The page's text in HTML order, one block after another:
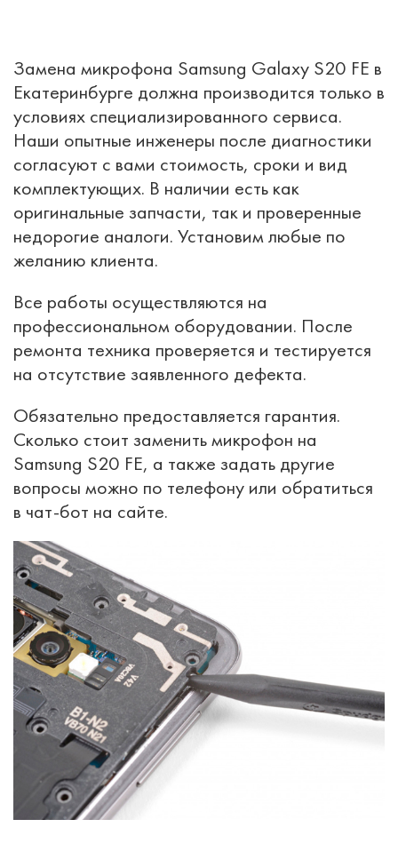
Замена микрофона Samsung Galaxy S20 FE в
Екатеринбурге должна производится только в
условиях специализированного сервиса.
Наши опытные инженеры после диагностики
согласуют с вами стоимость, сроки и вид
комплектующих. В наличии есть как
оригинальные запчасти, так и проверенные
недорогие аналоги. Установим любые по
желанию клиента.
Все работы осуществляются на
профессиональном оборудовании. После
ремонта техника проверяется и тестируется
на отсутствие заявленного дефекта.
Обязательно предоставляется гарантия.
Сколько стоит заменить микрофон на
Samsung S20 FE, а также задать другие
вопросы можно по телефону или обратиться
в чат-бот на сайте.